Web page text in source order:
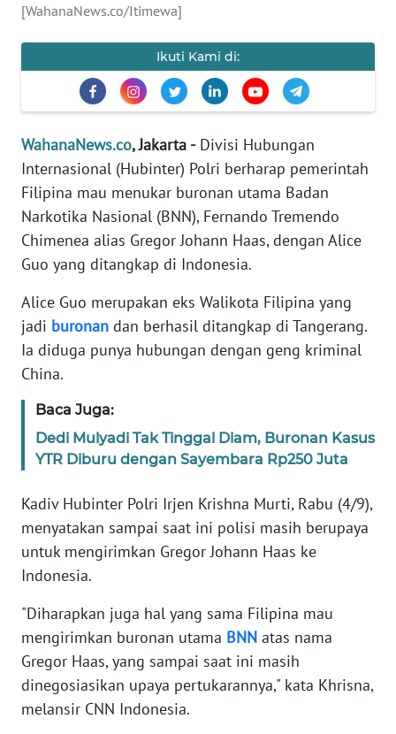
[WahanaNews.co/Itimewa]
Ikuti Kami di:
WahanaNews.co, Jakarta -Divisi Hubungan
Internasional (Hubinter) Polri berharap pemerintah
Filipina mau menukar buronan utama Badan
Narkotika Nasional (BNN), Fernando Tremendo
Chimenea alias Gregor Johann Haas, dengan Alice
Guo yang ditangkap di Indonesia.
Alice Guo merupakan eks Walikota Filipina yang
jadi buronan dan berhasil ditangkap di Tangerang.
Ia diduga punya hubungan dengan geng kriminal
China.
Baca Juga:
Dedi Mulyadi Tak Tinggal Diam, Buronan Kasus
YTR Diburu dengan Sayembara Rp250 Juta
Kadiv Hubinter Polri Irjen Krishna Murti, Rabu (4/9),
menyatakan sampai saat ini polisi masih berupaya
untuk mengirimkan Gregor Johann Haas ke
Indonesia.
"Diharapkan juga hal yang sama Filipina mau
mengirimkan buronan utama BNN atas nama
Gregor Haas, yang sampai saat ini masih
dinegosiasikan upaya pertukarannya," kata Khrisna,
melansir CNN Indonesia.
Informasi
INDEKS
BERITA
KONTAK
KAMI
INFO
TENTANG
KAMI
SIBER
REDAKSI
KARIR
DISCLAIMER
Wahana
News